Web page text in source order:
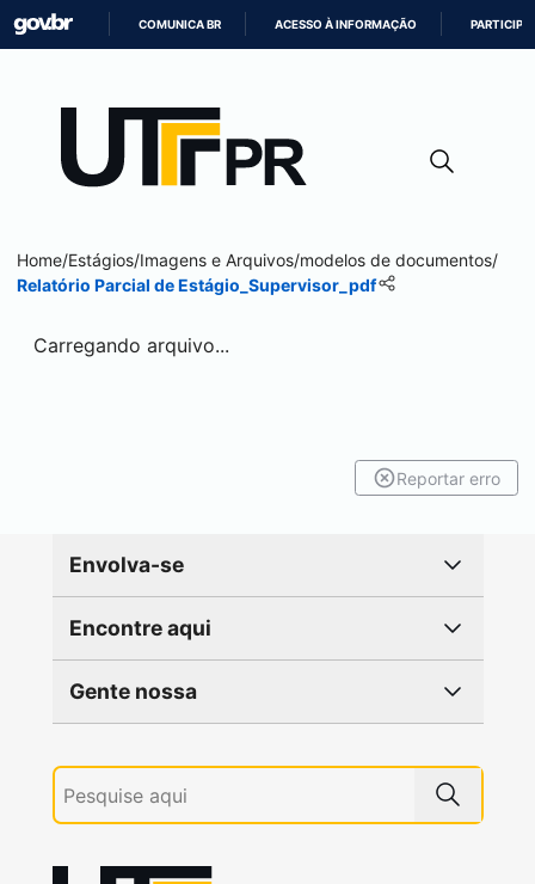
CONTEÚDO
COMUNICA BR ACESSO À INFORMAÇÃO PARTICIPE
Home/Estágios/Imagens e Arquivos/modelos de documentos/
Relatório Parcial de Estágio_Supervisor_pdf
Carregando arquivo...
Reportar erro
Envolva-se
Encontre aqui
Gente nossa